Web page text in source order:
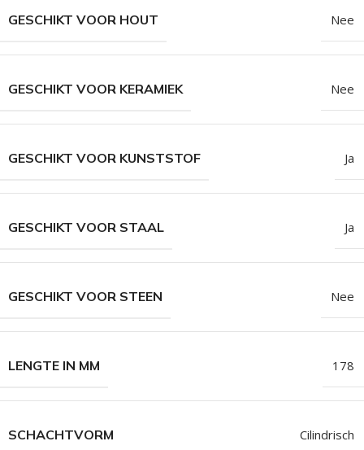
GESCHIKT VOOR HOUT Nee
GESCHIKT VOOR KERAMIEK Nee
GESCHIKT VOOR KUNSTSTOF Ja
GESCHIKT VOOR STAAL Ja
GESCHIKT VOOR STEEN Nee
LENGTE IN MM 178
SCHACHTVORM Cilindrisch